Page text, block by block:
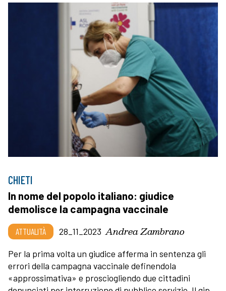
CHIETI
In nome del popolo italiano: giudice
demolisce la campagna vaccinale
ATTUALITÀ 28_11_2023 Andrea Zambrano
Per la prima volta un giudice afferma in sentenza gli
errori della campagna vaccinale definendola
«approssimativa» e prosciogliendo due cittadini